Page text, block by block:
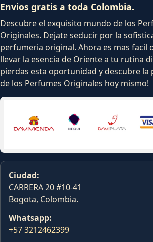
Envios gratis a toda Colombia.
Descubre el exquisito mundo de los
Originales. Dejate seducir por la
perfumeria original. Ahora es mas facil
llevar la esencia de Oriente a tu rutina
pierdas esta oportunidad y descubre la
de los Perfumes Originales hoy mismo!
Ciudad:
CARRERA 20 #10-41
Bogota, Colombia.
Whatsapp:
+57 3212462399